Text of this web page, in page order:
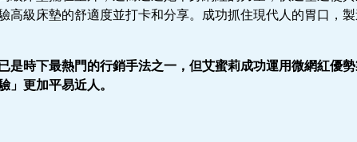
高級床墊的舒適度並打卡和分享。成功抓住現代人的胃口，
是時下最熱門的行銷手法之一，但艾蜜莉成功運用微網紅優
」更加平易近人。